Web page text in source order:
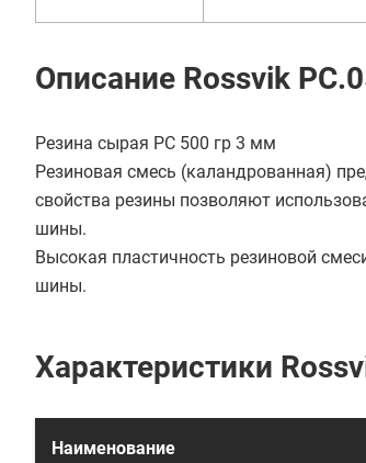
Описание Rossvik
Резина сырая РС 500 гр 3 мм
Резиновая смесь (каландрованная)
свойства резины позволяют
шины.
Высокая пластичность резиновой
шины.
Характеристики
Наименование